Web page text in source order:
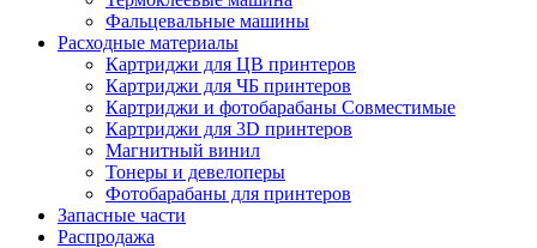
Фальцевальные машины
Расходные материалы
Картриджи для ЦВ принтеров
Картриджи для ЧБ принтеров
Картриджи и фотобарабаны Совместимые
Картриджи для 3D принтеров
Магнитный винил
Тонеры и девелоперы
Фотобарабаны для принтеров
Запасные части
Распродажа